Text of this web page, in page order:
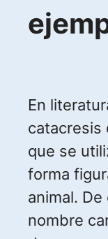
En
catacresis
que se
forma
animal.
nombre